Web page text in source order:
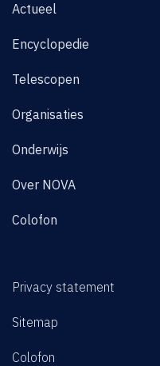
Actueel
Encyclopedie
Telescopen
Organisaties
Onderwijs
Over NOVA
Colofon
Privacy statement
Sitemap
Colofon